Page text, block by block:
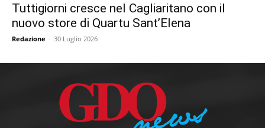
Tuttigiorni cresce nel Cagliaritano con il
nuovo store di Quartu Sant’Elena
Redazione - 30 Luglio 2026